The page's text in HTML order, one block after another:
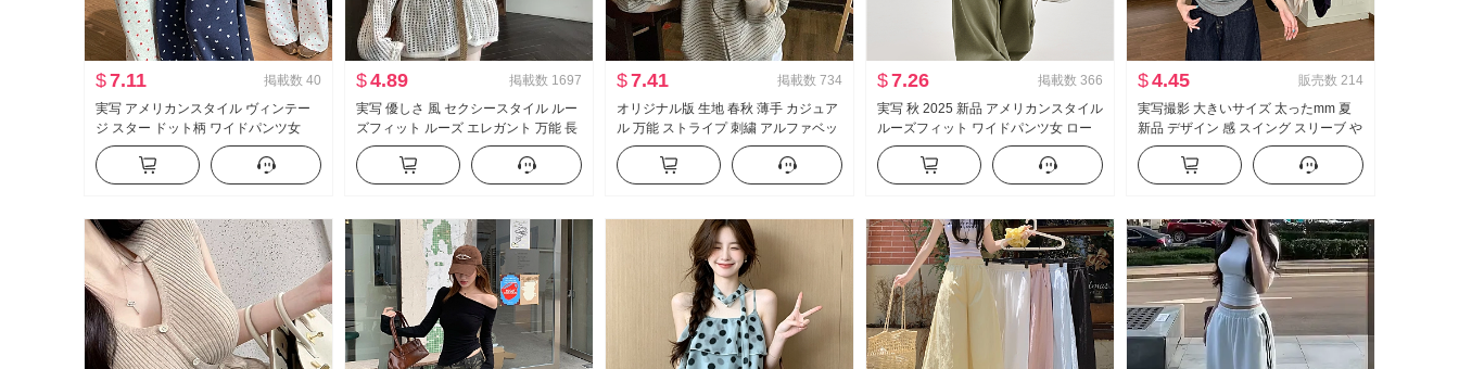
$7.11 掲載数 40
実写 アメリカンスタイル ヴィンテー
ジ スター ドット柄 ワイドパンツ女
2026 秋 新品 ファッション ルーズフィ
ット スリム効果 カジュアルパンツ
$4.89 掲載数 1697
実写 優しさ 風 セクシースタイル ルー
ズフィット ルーズ エレガント 万能 長
袖 レース ニット ブラウス キャミソー
ル
$7.41 掲載数 734
オリジナル版 生地 春秋 薄手 カジュア
ル 万能 ストライプ 刺繍 アルファベッ
ト スウェットシャツ コート
$7.26 掲載数 366
実写 秋 2025 新品 アメリカンスタイル
ルーズフィット ワイドパンツ女 ロー
ウエスト 引き出し ロープ カジュアル
パンツ ルーズ 垂 感 スポーツパンツ
$4.45 販売数 214
実写撮影 大きいサイズ 太ったmm 夏
新品 デザイン 感 スイング スリーブ や
せている t カジュアル スリム効果 スリ
ムフィット 底打ち トップス